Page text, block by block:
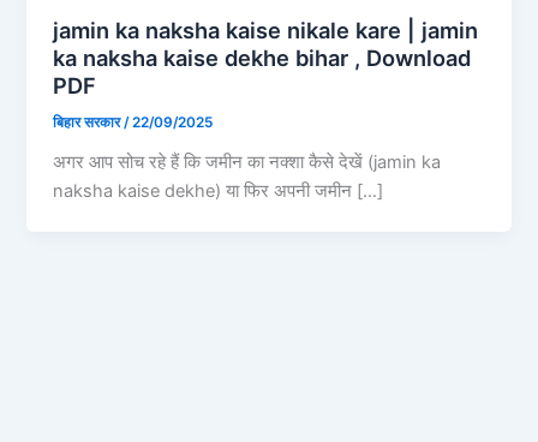
jamin ka naksha kaise nikale kare | jamin
ka naksha kaise dekhe bihar , Download
PDF
बिहार सरकार/22/09/2025
अगर आप सोच रहे हैं कि जमीन का नक्शा कैसे देखें (jamin ka
naksha kaise dekhe) या फिर अपनी जमीन […]